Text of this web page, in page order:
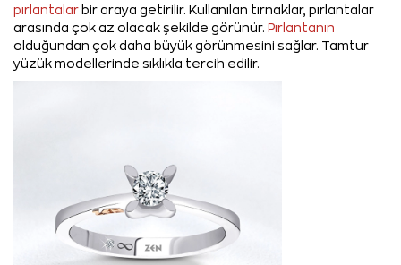
pırlantalar bir araya getirilir. Kullanılan tırnaklar, pırlantalar
arasında çok az olacak şekilde görünür. Pırlantanın
olduğundan çok daha büyük görünmesini sağlar. Tamtur
yüzük modellerinde sıklıkla tercih edilir.